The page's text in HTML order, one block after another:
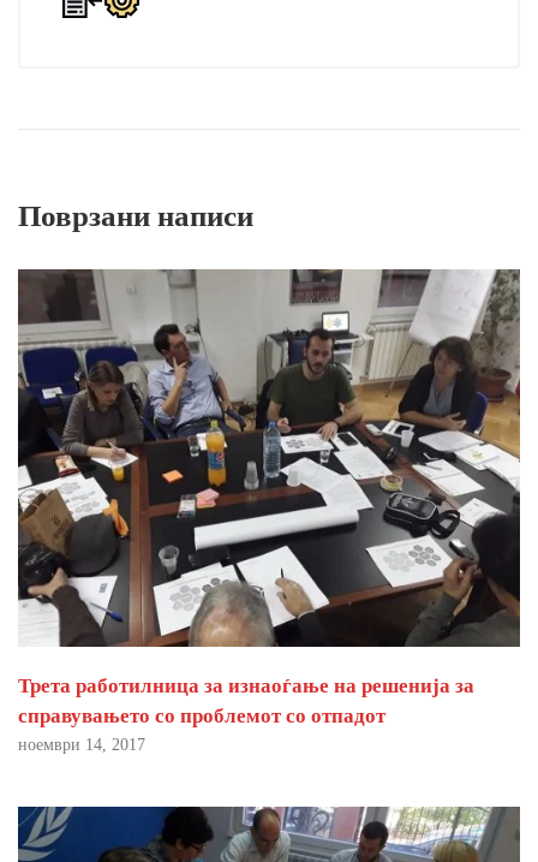
Поврзани написи
Трета работилница за изнаоѓање на решенија за
справувањето со проблемот со отпадот
ноември 14, 2017